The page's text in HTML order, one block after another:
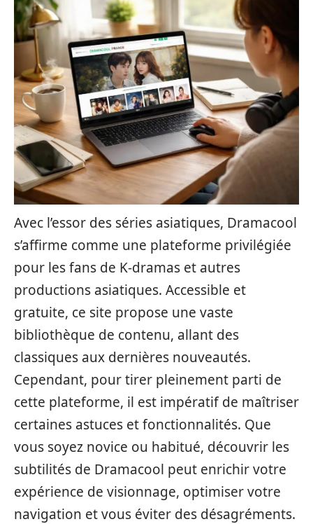
Avec l’essor des séries asiatiques, Dramacool
s’affirme comme une plateforme privilégiée
pour les fans de K-dramas et autres
productions asiatiques. Accessible et
gratuite, ce site propose une vaste
bibliothèque de contenu, allant des
classiques aux dernières nouveautés.
Cependant, pour tirer pleinement parti de
cette plateforme, il est impératif de maîtriser
certaines astuces et fonctionnalités. Que
vous soyez novice ou habitué, découvrir les
subtilités de Dramacool peut enrichir votre
expérience de visionnage, optimiser votre
navigation et vous éviter des désagréments.